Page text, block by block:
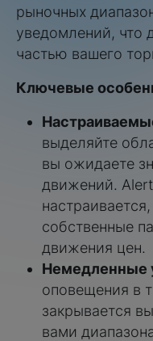
рыночных
уведомлений, что
частью вашего
Ключевые
выделяйте
вы ожидаете
движений.
собственные
движения цен.
Немедленные
оповещения в
закрывается
вами